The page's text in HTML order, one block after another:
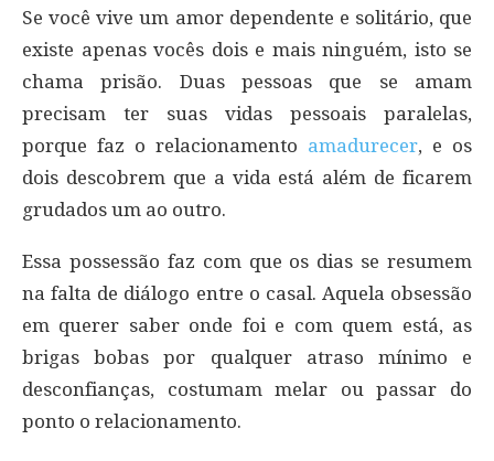
Se você vive um amor dependente e solitário, que
existe apenas vocês dois e mais ninguém, isto se
chama prisão. Duas pessoas que se amam
precisam ter suas vidas pessoais paralelas,
porque faz o relacionamento amadurecer, e os
dois descobrem que a vida está além de ficarem
grudados um ao outro.
Essa possessão faz com que os dias se resumem
na falta de diálogo entre o casal. Aquela obsessão
em querer saber onde foi e com quem está, as
brigas bobas por qualquer atraso mínimo e
desconfianças, costumam melar ou passar do
ponto o relacionamento.